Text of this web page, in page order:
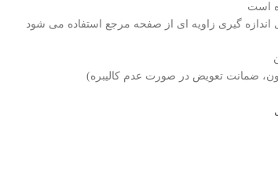
است
اندازه گیری زاویه ای از صفحه مرجع استفاده می شود